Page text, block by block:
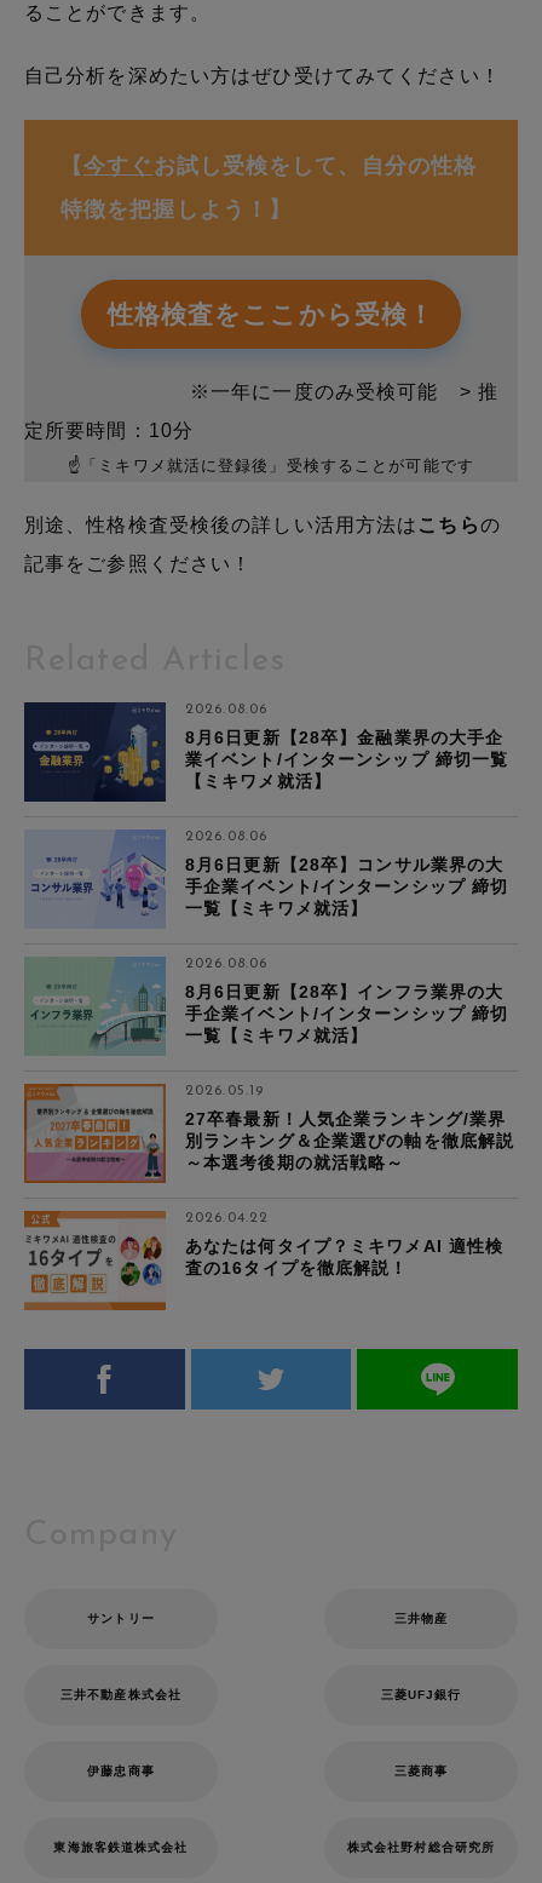
ることができます。
自己分析を深めたい方はぜひ受けてみてください！
【今すぐ お試し受検をして、自分の性格
特徴を把握しよう！】
性格検査をここから受検！
※一年に一度のみ受検可能 > 推
定所要時間：10分
☝「ミキワメ就活に登録後」受検することが可能です
別途、性格検査受検後の詳しい活用方法は こちらの
記事をご参照ください！
2026.08.06
8月6日更新【28卒】金融業界の大手企
業イベント/インターンシップ 締切一覧
【ミキワメ就活】
2026.08.06
8月6日更新【28卒】コンサル業界の大
手企業イベント/インターンシップ 締切
一覧【ミキワメ就活】
2026.08.06
8月6日更新【28卒】インフラ業界の大
手企業イベント/インターンシップ 締切
一覧【ミキワメ就活】
2026.05.19
27卒春最新！人気企業ランキング/業界
別ランキング＆企業選びの軸を徹底解説
～本選考後期の就活戦略～
2026.04.22
あなたは何タイプ？ミキワメAI 適性検
査の16タイプを徹底解説！
サントリー 三井物産
三井不動産株式会社 三菱UFJ銀行
伊藤忠商事 三菱商事
東海旅客鉄道株式会社 株式会社野村総合研究所